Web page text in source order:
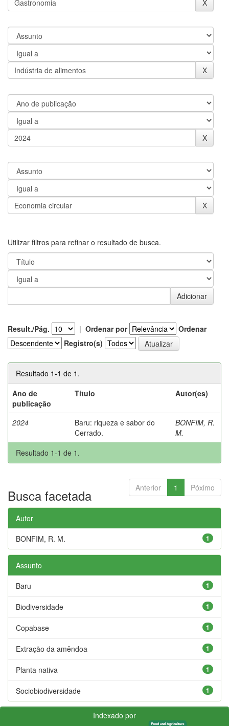
Utilizar filtros para refinar o resultado de busca.
Result./Pág. | Ordenar por
Ordenar
Registro(s)
Resultado 1-1 de 1.
Ano de
publicação
Título Autor(es)
2024
Baru: riqueza e sabor do
Cerrado.
BONFIM, R.
M.
Resultado 1-1 de 1.
Anterior 1 Póximo
Busca facetada
Autor
1
BONFIM, R. M.
Assunto
1
Baru
1
Biodiversidade
1
Copabase
1
Extração da amêndoa
1
Planta nativa
1
Sociobiodiversidade
Indexado por